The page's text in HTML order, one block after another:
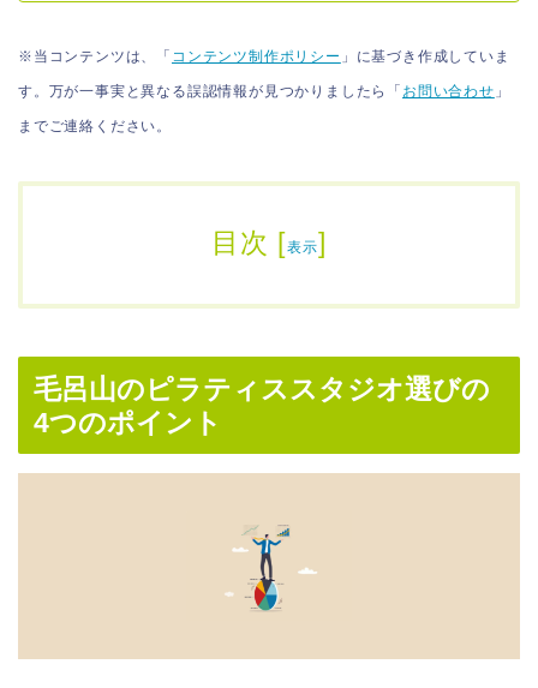
※当コンテンツは、「 コンテンツ制作ポリシー 」に基づき作成していま
す。万が一事実と異なる誤認情報が見つかりましたら「 お問い合わせ 」
までご連絡ください。
目次 [表示]
毛呂山のピラティススタジオ選びの
4つのポイント